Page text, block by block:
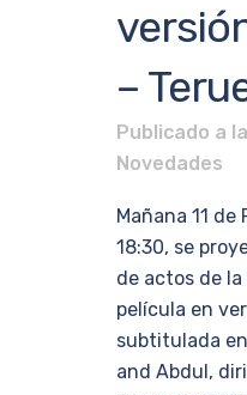
–
Publicado a
Novedades
Mañana 11
18:30, se
de actos de la
película en
subtitulada
and Abdul,